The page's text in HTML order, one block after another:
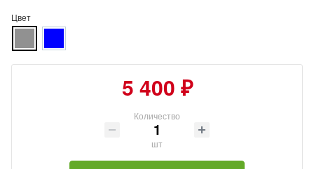
Цвет
5 400 ₽
Количество
шт